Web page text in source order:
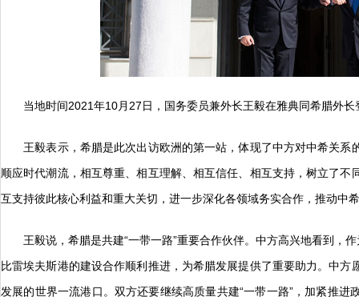
当地时间2021年10月27日，国务委员兼外长王毅在雅典同希腊外长
王毅表示，希腊是此次出访欧洲的第一站，体现了中方对中希关系
顺应时代潮流，相互尊重、相互理解、相互信任、相互支持，树立了
互支持彼此核心利益和重大关切，进一步深化各领域务实合作，推动中
王毅说，希腊是共建“一带一路”重要合作伙伴。中方高兴地看到，作
比雷埃夫斯港的建设合作顺利推进，为希腊发展提供了重要助力。中
发展的世界一流港口。双方还要继续高质量共建“一带一路”，加紧推